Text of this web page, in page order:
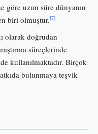
göre uzun süre dünyanın
biri olmuştur.[7]
olarak doğrudan
süreçlerinde
kullanılmaktadır. Birçok
bulunmaya teşvik